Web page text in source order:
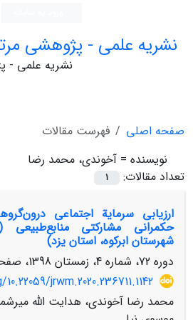
نشریه علمی - پژوهشی
نشریه علمی -
صفحه اصلی
فهرست مقالات
نویسنده = آخوندی، محمد رضا
تعداد مقالات:
1
ارزیابی سرمایة اجتماعی
حکمرانی مشارکتی منابع‌طبیعی
شهرستان ابرکوه، استان یزد)
دوره 72، شماره 4، زمستان 1398، صفحه
jrwm.2020.236711.1142
محمد رضا آخوندی، هدایت الله